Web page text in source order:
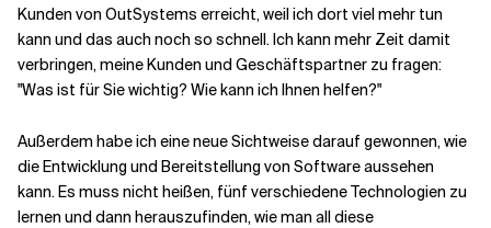
Kunden von OutSystems erreicht, weil ich dort viel mehr tun
kann und das auch noch so schnell. Ich kann mehr Zeit damit
verbringen, meine Kunden und Geschäftspartner zu fragen:
"Was ist für Sie wichtig? Wie kann ich Ihnen helfen?"
Außerdem habe ich eine neue Sichtweise darauf gewonnen, wie
die Entwicklung und Bereitstellung von Software aussehen
kann. Es muss nicht heißen, fünf verschiedene Technologien zu
lernen und dann herauszufinden, wie man all diese